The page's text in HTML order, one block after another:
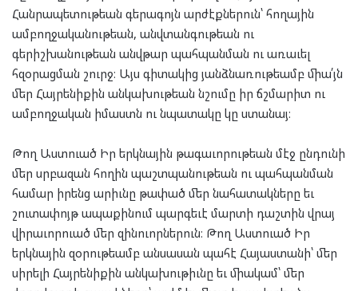
Հանրապետութեան գերագոյն արժէքներուն՝ հողային
ամբողջականութեան, անվտանգութեան ու
գերիշխանութեան անվթար պահպանման ու առաւել
հզօրացման շուրջ։ Այս գիտակից յանձնառութեամբ միա՛յն
մեր Հայրենիքին անկախութեան նշումը իր ճշմարիտ ու
ամբողջական իմաստն ու նպատակը կը ստանայ։
Թող Աստուած Իր երկնային թագաւորութեան մէջ ընդունի
մեր սրբազան հողին պաշտպանութեան ու պահպանման
համար իրենց արիւնը թափած մեր նահատակները եւ
շուտափոյթ ապաքինում պարգեւէ մարտի դաշտին վրայ
վիրաւորուած մեր զինուորներուն։ Թող Աստուած Իր
երկնային զօրութեամբ անսասան պահէ Հայաստանի՝ մեր
սիրելի Հայրենիքին անկախութիւնը եւ միակամ՝ մեր